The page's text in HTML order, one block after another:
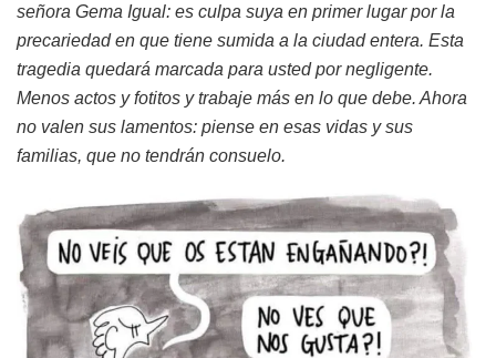
señora Gema Igual: es culpa suya en primer lugar por la
precariedad en que tiene sumida a la ciudad entera. Esta
tragedia quedará marcada para usted por negligente.
Menos actos y fotitos y trabaje más en lo que debe. Ahora
no valen sus lamentos: piense en esas vidas y sus
familias, que no tendrán consuelo.